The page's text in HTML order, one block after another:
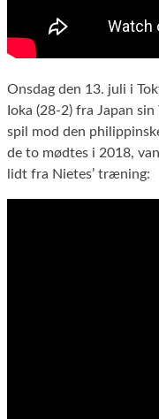
Onsdag den 13. juli i
Ioka (28-2) fra Japan
spil mod den
de to mødtes i 2018,
lidt fra Nietes’ træning: